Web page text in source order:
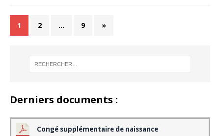
1 2 … 9 »
Derniers documents :
Congé supplémentaire de naissance